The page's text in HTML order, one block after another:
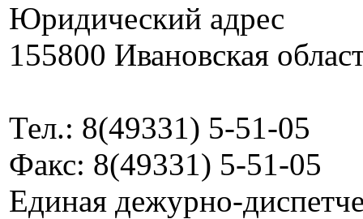
Юридический адрес
155800 Ивановская
Тел.: 8(49331) 5-51-05
Факс: 8(49331) 5-51-05
Единая дежурно-